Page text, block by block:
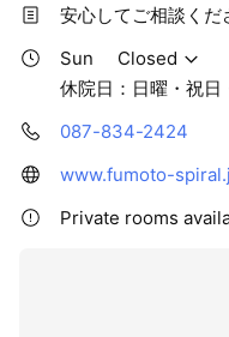
安心してご相談くだ
Sun
Closed
休院日：日曜・祝日
087-834-2424
www.fumoto-
Private rooms